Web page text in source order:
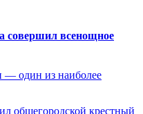
совершил всенощное
— один из наиболее